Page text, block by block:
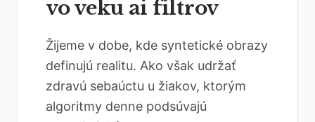
vo veku ai filtrov
Žijeme v dobe, kde syntetické obrazy
definujú realitu. Ako však udržať
zdravú sebaúctu u žiakov, ktorým
algoritmy denne podsúvajú